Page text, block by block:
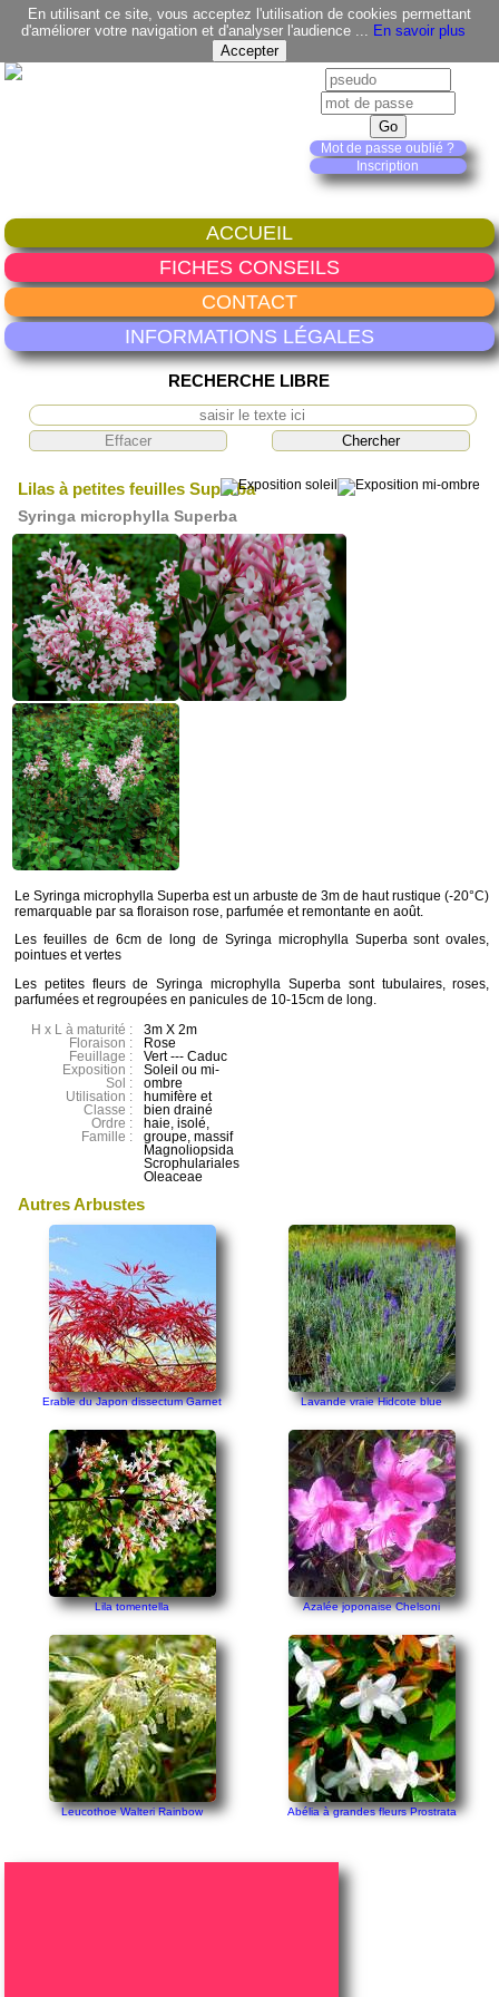
En utilisant ce site, vous acceptez l'utilisation de cookies permettant
d'améliorer votre navigation et d'analyser l'audience ... En savoir plus
Mot de passe oublié ?
Inscription
ACCUEIL
FICHES CONSEILS
CONTACT
INFORMATIONS LÉGALES
RECHERCHE LIBRE
Lilas à petites feuilles Superba
Syringa microphylla Superba
Le Syringa microphylla Superba est un arbuste de 3m de haut rustique (-20°C)
remarquable par sa floraison rose, parfumée et remontante en août.
Les feuilles de 6cm de long de Syringa microphylla Superba sont ovales,
pointues et vertes
Les petites fleurs de Syringa microphylla Superba sont tubulaires, roses,
parfumées et regroupées en panicules de 10-15cm de long.
H x L à maturité :
Floraison :
Feuillage :
Exposition :
Sol :
Utilisation :
Classe :
Ordre :
Famille :
3m X 2m
Rose
Vert --- Caduc
Soleil ou mi-
ombre
humifère et
bien drainé
haie, isolé,
groupe, massif
Magnoliopsida
Scrophulariales
Oleaceae
Autres Arbustes
Erable du Japon dissectum Garnet Lavande vraie Hidcote blue
Lila tomentella Azalée joponaise Chelsoni
Leucothoe Walteri Rainbow Abélia à grandes fleurs Prostrata